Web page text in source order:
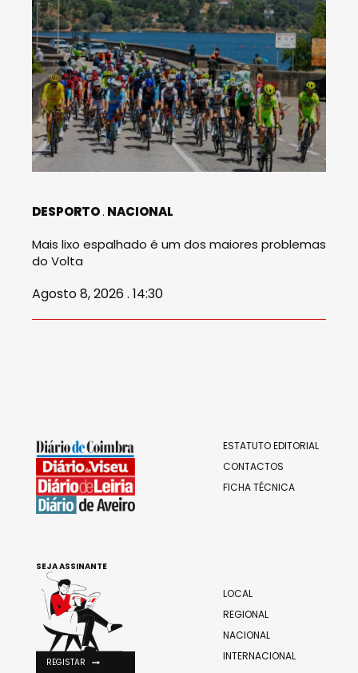
DESPORTO NACIONAL
Mais lixo espalhado é um dos maiores problemas
do Volta
Agosto 8, 2026 . 14:30
ESTATUTO EDITORIAL
CONTACTOS
FICHA TÉCNICA
LOCAL
REGIONAL
NACIONAL
INTERNACIONAL
SEJA ASSINANTE
REGISTAR